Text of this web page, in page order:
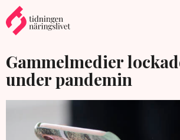
Gammelmedier
under pandemin